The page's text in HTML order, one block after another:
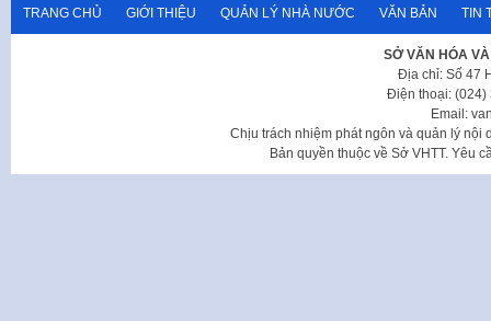
TRANG CHỦ GIỚI THIỆU QUẢN LÝ NHÀ NƯỚC VĂN BẢN TIN
SỞ VĂN HÓA
Địa chỉ: Số 47
Điện thoại: (024)
Email:
Chịu trách nhiệm phát ngôn và quản lý nội
Bản quyền thuộc về Sở VHTT. Yêu